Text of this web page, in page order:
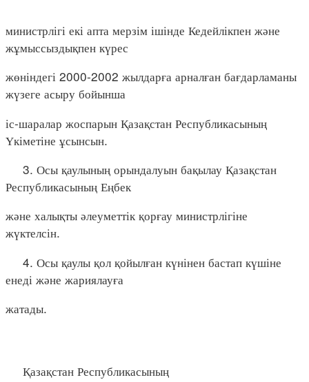
министрлігі екі апта мерзім ішінде Кедейлікпен және
жұмыссыздықпен күрес
жөніндегі 2000-2002 жылдарға арналған бағдарламаны
жүзеге асыру бойынша
іс-шаралар жоспарын Қазақстан Республикасының
Үкіметіне ұсынсын.
3. Осы қаулының орындалуын бақылау Қазақстан
Республикасының Еңбек
және халықты әлеуметтік қорғау министрлігіне
жүктелсін.
4. Осы қаулы қол қойылған күнінен бастап күшіне
енеді және жариялауға
жатады.
Қазақстан Республикасының